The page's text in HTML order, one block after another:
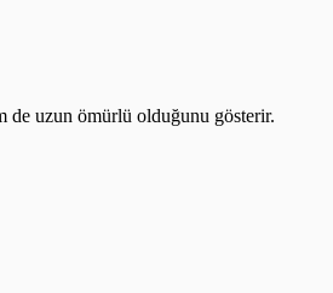
de uzun ömürlü olduğunu gösterir.